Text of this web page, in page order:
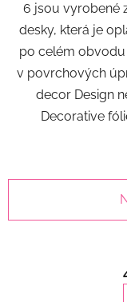
6 jsou vyrobené
desky, která je
po celém
v povrchových
decor Design
Decorative